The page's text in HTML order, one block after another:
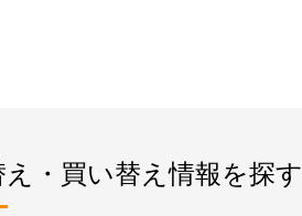
・買い替え情報を探す